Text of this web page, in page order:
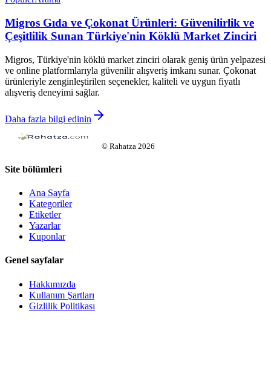
Migros Gıda ve Çokonat Ürünleri: Güvenilirlik ve
Çeşitlilik Sunan Türkiye'nin Köklü Market Zinciri
Migros, Türkiye'nin köklü market zinciri olarak geniş ürün yelpazesi
ve online platformlarıyla güvenilir alışveriş imkanı sunar. Çokonat
ürünleriyle zenginleştirilen seçenekler, kaliteli ve uygun fiyatlı
alışveriş deneyimi sağlar.
Daha fazla bilgi edinin
© Rahatza 2026
Site bölümleri
Ana Sayfa
Kategoriler
Etiketler
Yazarlar
Kuponlar
Genel sayfalar
Hakkımızda
Kullanım Şartları
Gizlilik Politikası